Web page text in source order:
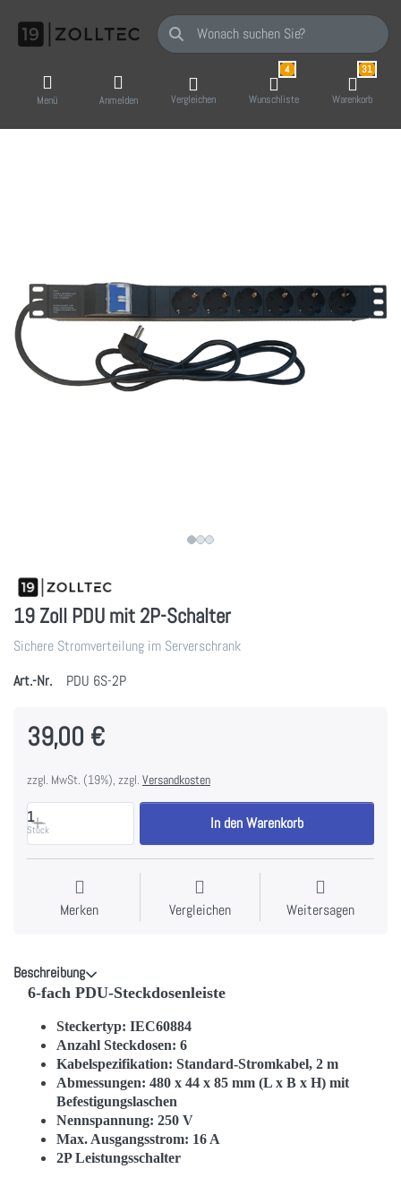
Geben Sie einen Suchbegriff ein. Während
Menü Anmelden Vergleichen
4
Wunschliste
31
Warenkorb
19 Zoll PDU mit 2P-Schalter
Sichere Stromverteilung im Serverschrank
Art.-Nr.
PDU 6S-2P
39,00 €
zzgl. MwSt. (19%), zzgl. Versandkosten
1
Stück In den Warenkorb
Merken Vergleichen Weitersagen
Beschreibung
6-fach PDU-Steckdosenleiste
Steckertyp: IEC60884
Anzahl Steckdosen: 6
Kabelspezifikation: Standard-Stromkabel, 2 m
Abmessungen: 480 x 44 x 85 mm (L x B x H) mit
Befestigungslaschen
Nennspannung: 250 V
Max. Ausgangsstrom: 16 A
2P Leistungsschalter